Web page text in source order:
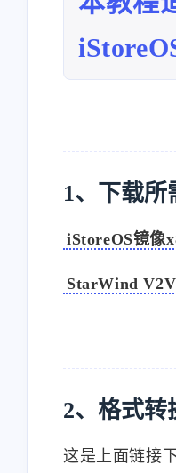
1、下载所
iStoreOS镜像
StarWind
2、格式转
这是上面链接